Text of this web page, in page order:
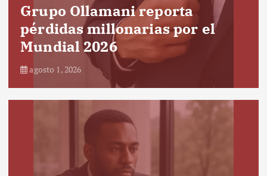
Grupo Ollamani reporta
pérdidas millonarias por el
Mundial 2026
agosto 1, 2026